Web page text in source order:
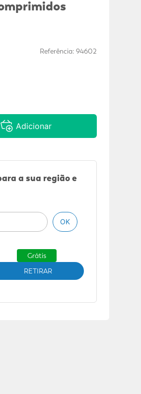
Referência:94602
Adicionar
a sua região e
OK
RETIRAR
Grátis